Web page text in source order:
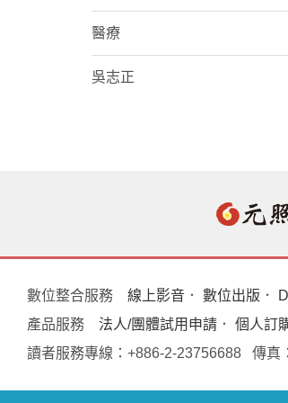
醫療
吳志正
數位整合服務 線上影音 ． 數位出版 ．
產品服務
法人/團體試用申請 ． 個人訂
讀者服務專線：+886-2-23756688 傳